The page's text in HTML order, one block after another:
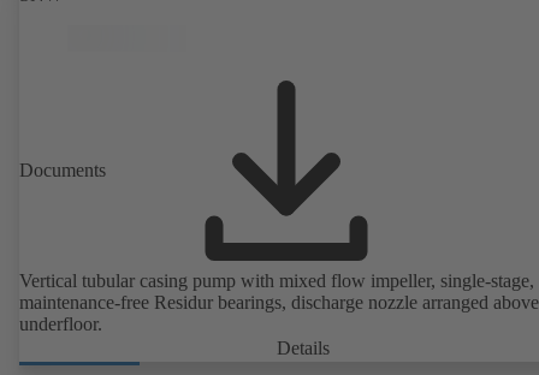
Documents
Vertical tubular casing pump with mixed flow impeller, single-
maintenance-free Residur bearings, discharge nozzle arranged
underfloor.
Details